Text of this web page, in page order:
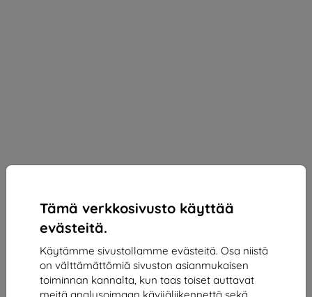
Tämä verkkosivusto käyttää
evästeitä.
Käytämme sivustollamme evästeitä. Osa niistä
on välttämättömiä sivuston asianmukaisen
toiminnan kannalta, kun taas toiset auttavat
3MK StratCore700 Multilayer Film for Samsung
Galaxy S23 5G